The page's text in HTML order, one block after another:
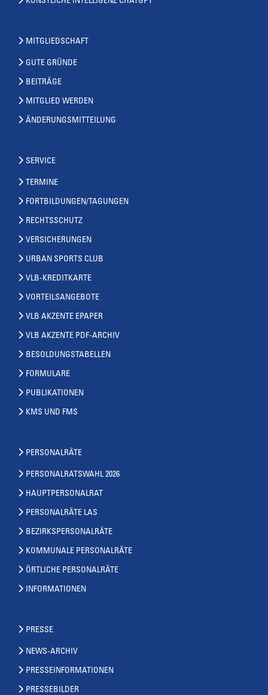
MITGLIEDSCHAFT
GUTE GRÜNDE
BEITRÄGE
MITGLIED WERDEN
ÄNDERUNGSMITTEILUNG
SERVICE
TERMINE
FORTBILDUNGEN/TAGUNGEN
RECHTSSCHUTZ
VERSICHERUNGEN
URBAN SPORTS CLUB
VLB-KREDITKARTE
VORTEILSANGEBOTE
VLB AKZENTE EPAPER
VLB AKZENTE PDF-ARCHIV
BESOLDUNGSTABELLEN
FORMULARE
PUBLIKATIONEN
KMS UND FMS
PERSONALRÄTE
PERSONALRATSWAHL 2026
HAUPTPERSONALRAT
PERSONALRÄTE LAS
BEZIRKSPERSONALRÄTE
KOMMUNALE PERSONALRÄTE
ÖRTLICHE PERSONALRÄTE
INFORMATIONEN
PRESSE
NEWS-ARCHIV
PRESSEINFORMATIONEN
PRESSEBILDER